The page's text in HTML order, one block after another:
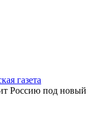
Россию под новый